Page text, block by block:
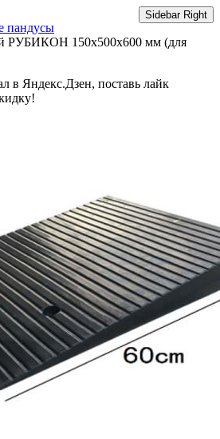
Sidebar Right
пандусы
РУБИКОН 150х500х600 мм (для
в Яндекс.Дзен, поставь лайк